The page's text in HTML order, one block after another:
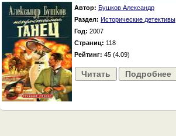
Автор: Бушков Александр
Раздел: Исторические детективы
Год: 2007
Страниц: 118
Рейтинг: 45 (4.09)
Читать Подробнее